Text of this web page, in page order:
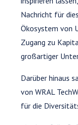
Nachricht für
Ökosystem von
Zugang zu
großartiger
Darüber hinaus
von WRAL
für die